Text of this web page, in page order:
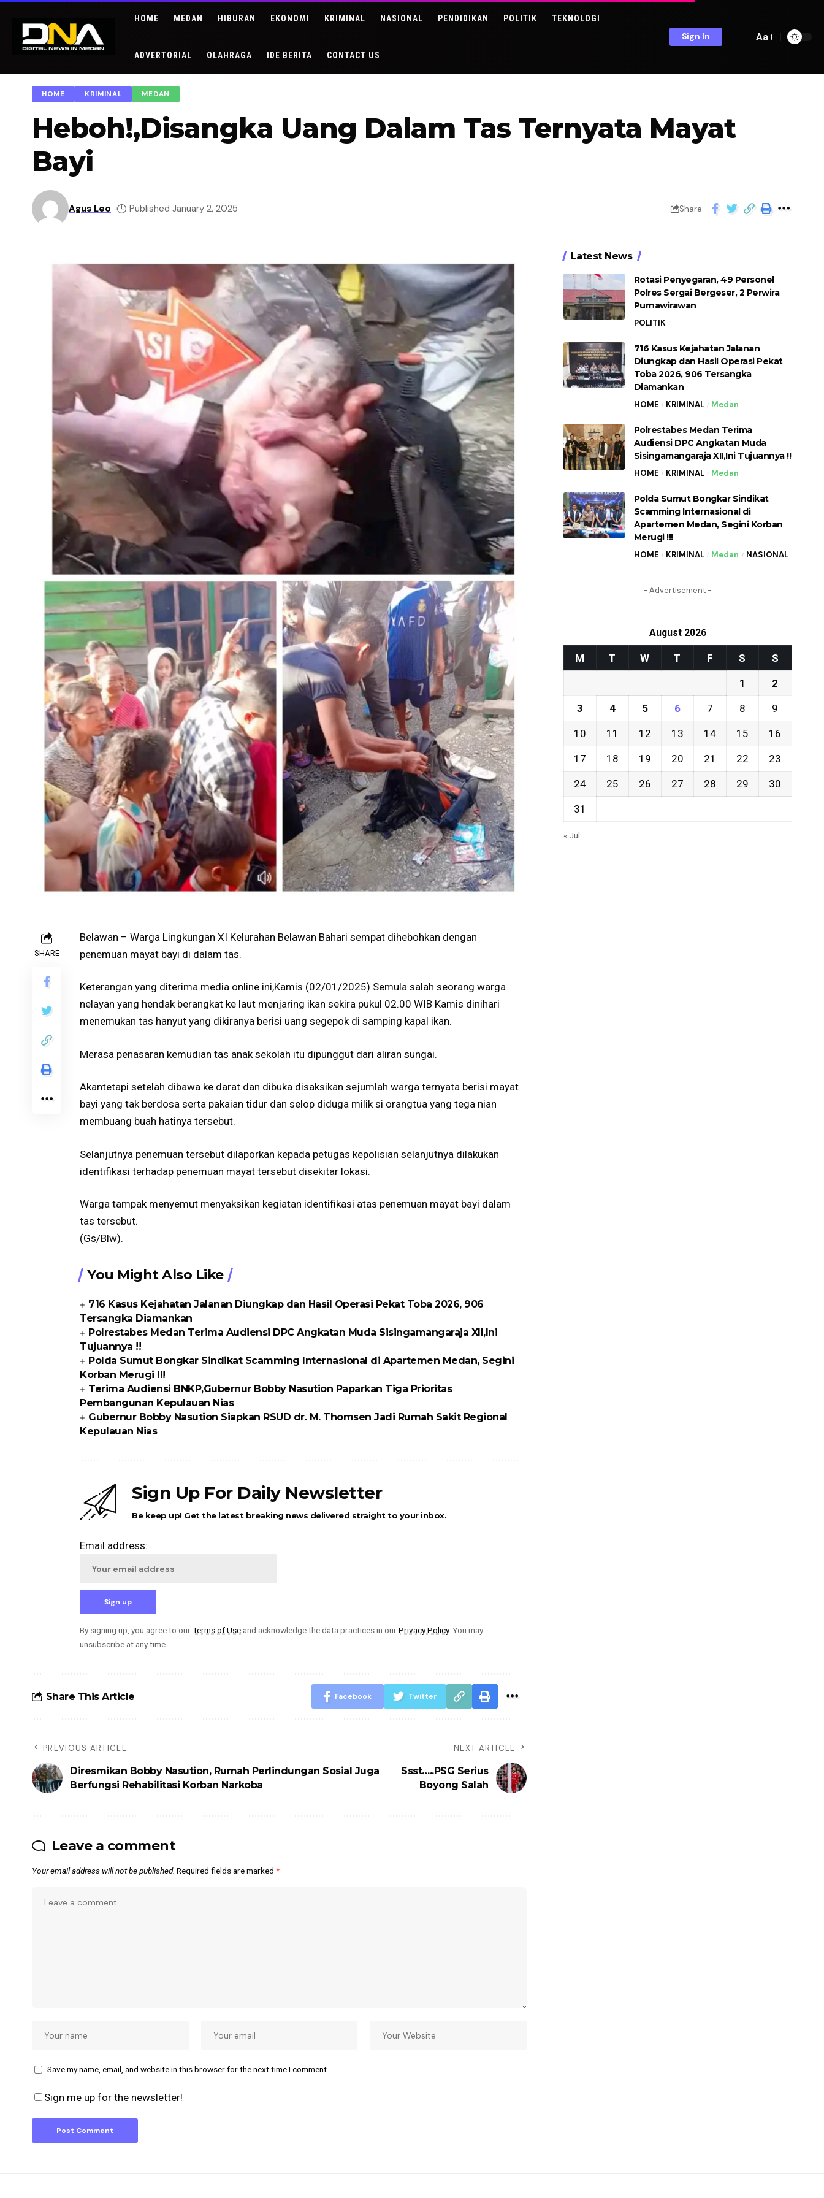
HOME MEDAN HIBURAN EKONOMI KRIMINAL NASIONAL PENDIDIKAN POLITIK TEKNOLOGI
ADVERTORIAL OLAHRAGA IDE BERITA CONTACT US
Sign In Aa
HOME KRIMINAL MEDAN
Heboh!,Disangka Uang Dalam Tas Ternyata Mayat
Bayi
Agus Leo Published January 2, 2025 Share
SHARE
Belawan – Warga Lingkungan XI Kelurahan Belawan Bahari sempat dihebohkan dengan
penemuan mayat bayi di dalam tas.
Keterangan yang diterima media online ini,Kamis (02/01/2025) Semula salah seorang warga
nelayan yang hendak berangkat ke laut menjaring ikan sekira pukul 02.00 WIB Kamis dinihari
menemukan tas hanyut yang dikiranya berisi uang segepok di samping kapal ikan.
Merasa penasaran kemudian tas anak sekolah itu dipunggut dari aliran sungai.
Akantetapi setelah dibawa ke darat dan dibuka disaksikan sejumlah warga ternyata berisi mayat
bayi yang tak berdosa serta pakaian tidur dan selop diduga milik si orangtua yang tega nian
membuang buah hatinya tersebut.
Selanjutnya penemuan tersebut dilaporkan kepada petugas kepolisian selanjutnya dilakukan
identifikasi terhadap penemuan mayat tersebut disekitar lokasi.
Warga tampak menyemut menyaksikan kegiatan identifikasi atas penemuan mayat bayi dalam
tas tersebut.
(Gs/Blw).
You Might Also Like
716 Kasus Kejahatan Jalanan Diungkap dan Hasil Operasi Pekat Toba 2026, 906
Tersangka Diamankan
Polrestabes Medan Terima Audiensi DPC Angkatan Muda Sisingamangaraja XII,Ini
Tujuannya !!
Polda Sumut Bongkar Sindikat Scamming Internasional di Apartemen Medan, Segini
Korban Merugi !!!
Terima Audiensi BNKP,Gubernur Bobby Nasution Paparkan Tiga Prioritas
Pembangunan Kepulauan Nias
Gubernur Bobby Nasution Siapkan RSUD dr. M. Thomsen Jadi Rumah Sakit Regional
Kepulauan Nias
Sign Up For Daily Newsletter
Be keep up! Get the latest breaking news delivered straight to your inbox.
Email address:
By signing up, you agree to ourTerms of Use and acknowledge the data practices in ourPrivacy Policy. You may
unsubscribe at any time.
Share This Article Facebook Twitter
PREVIOUS ARTICLE
Diresmikan Bobby Nasution, Rumah Perlindungan Sosial Juga
Berfungsi Rehabilitasi Korban Narkoba
NEXT ARTICLE
Ssst…..PSG Serius
Boyong Salah
Leave a comment
Your email address will not be published. Required fields are marked *
Save my name, email, and website in this browser for the next time I comment.
Sign me up for the newsletter!
Latest News
Rotasi Penyegaran, 49 Personel
Polres Sergai Bergeser, 2 Perwira
Purnawirawan
POLITIK
716 Kasus Kejahatan Jalanan
Diungkap dan Hasil Operasi Pekat
Toba 2026, 906 Tersangka
Diamankan
HOME KRIMINAL Medan
Polrestabes Medan Terima
Audiensi DPC Angkatan Muda
Sisingamangaraja XII,Ini Tujuannya !!
HOME KRIMINAL Medan
Polda Sumut Bongkar Sindikat
Scamming Internasional di
Apartemen Medan, Segini Korban
Merugi !!!
HOME KRIMINAL Medan NASIONAL
- Advertisement -
August 2026
M T W T F S S
1 2
3 4 5 6 7 8 9
10 11 12 13 14 15 16
17 18 19 20 21 22 23
24 25 26 27 28 29 30
31
« Jul